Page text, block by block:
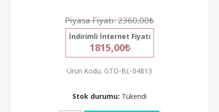
Piyasa Fiyatı:2360,00₺
İndirimli İnternet Fiyatı
1815,00₺
Ürün Kodu: GTD-BL-04813
Stok durumu: Tükendi